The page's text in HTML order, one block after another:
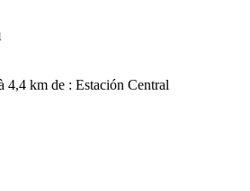
4,4 km de : Estación Central